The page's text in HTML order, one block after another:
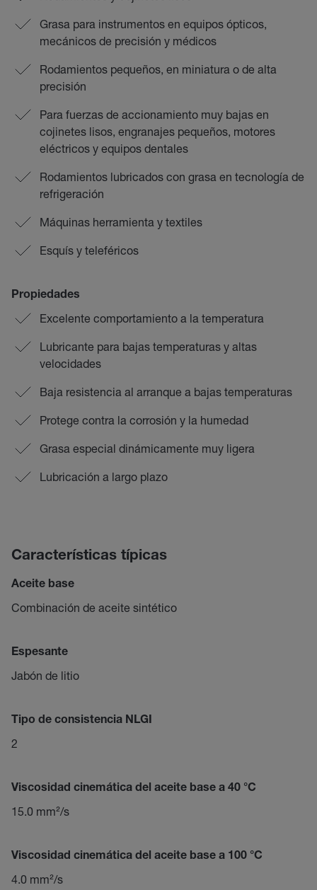
Grasa para instrumentos en equipos ópticos,
mecánicos de precisión y médicos
Rodamientos pequeños, en miniatura o de alta
precisión
Para fuerzas de accionamiento muy bajas en
cojinetes lisos, engranajes pequeños, motores
eléctricos y equipos dentales
Rodamientos lubricados con grasa en tecnología de
refrigeración
Máquinas herramienta y textiles
Esquís y teleféricos
Propiedades
Excelente comportamiento a la temperatura
Lubricante para bajas temperaturas y altas
velocidades
Baja resistencia al arranque a bajas temperaturas
Protege contra la corrosión y la humedad
Grasa especial dinámicamente muy ligera
Lubricación a largo plazo
Características típicas
Aceite base
Combinación de aceite sintético
Espesante
Jabón de litio
Tipo de consistencia NLGI
2
Viscosidad cinemática del aceite base a 40 °C
15.0 mm²/s
Viscosidad cinemática del aceite base a 100 °C
4.0 mm²/s